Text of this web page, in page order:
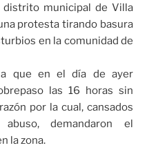
municipal de Villa
protesta tirando basura
en la comunidad de
a que en el día de ayer
las 16 horas sin
por la cual, cansados
demandaron el
la zona.